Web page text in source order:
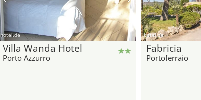
hotel.de
Villa Wanda Hotel
Porto Azzurro
hotel.de
Fabricia
Portoferraio